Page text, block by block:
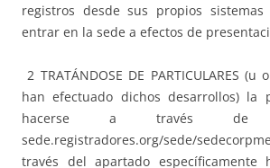
registros desde sus propios
entrar en la sede a efectos de
2 TRATÁNDOSE DE PARTICULARES
han efectuado dichos desarrollos) la
hacerse a través de
sede.registradores.org/sede/
través del apartado específicamente